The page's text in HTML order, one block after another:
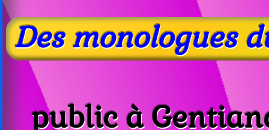
Des monologues
public à